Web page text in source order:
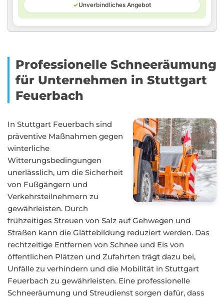
✓Unverbindliches Angebot
Professionelle Schneeräumung
für Unternehmen in Stuttgart
Feuerbach
In Stuttgart Feuerbach sind
präventive Maßnahmen gegen
winterliche
Witterungsbedingungen
unerlässlich, um die Sicherheit
von Fußgängern und
Verkehrsteilnehmern zu
gewährleisten. Durch
frühzeitiges Streuen von Salz auf Gehwegen und
Straßen kann die Glättebildung reduziert werden. Das
rechtzeitige Entfernen von Schnee und Eis von
öffentlichen Plätzen und Zufahrten trägt dazu bei,
Unfälle zu verhindern und die Mobilität in Stuttgart
Feuerbach zu gewährleisten. Eine professionelle
Schneeräumung und Streudienst sorgen dafür, dass